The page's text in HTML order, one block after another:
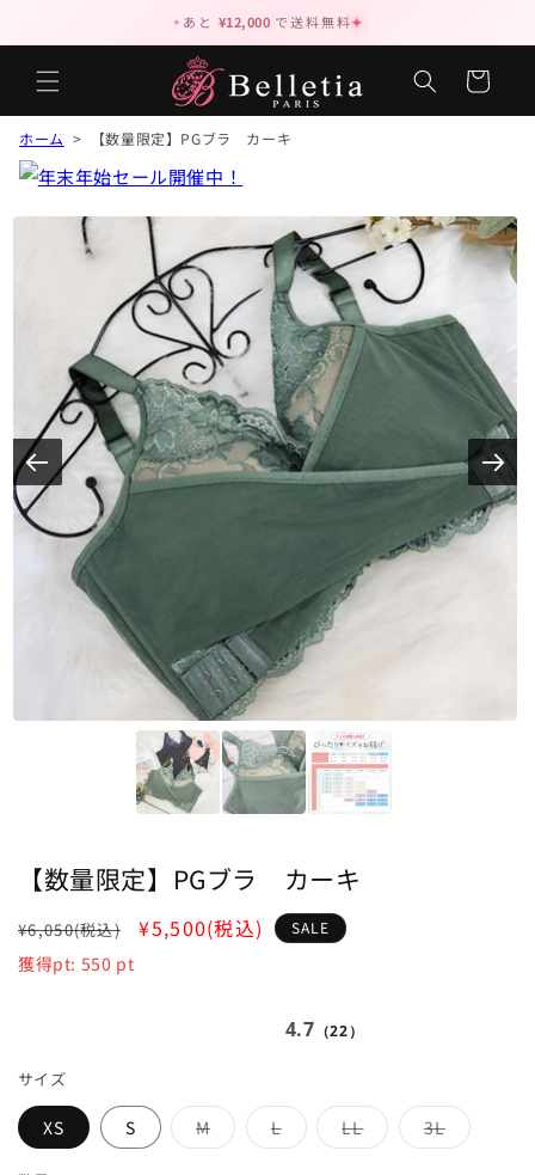
✦ あと ¥12,000 で送料無料✦
カ
ー
ホーム > 【数量限定】PGブラ カーキ
【数量限定】PGブラ カーキ
通
常
¥6,050(税込) SALE
¥5,500(税込) SALE
獲得pt: 550 pt
4.7 （22）
サイズ
XS S M売
り
L売
り
LL売
り
3L売
り